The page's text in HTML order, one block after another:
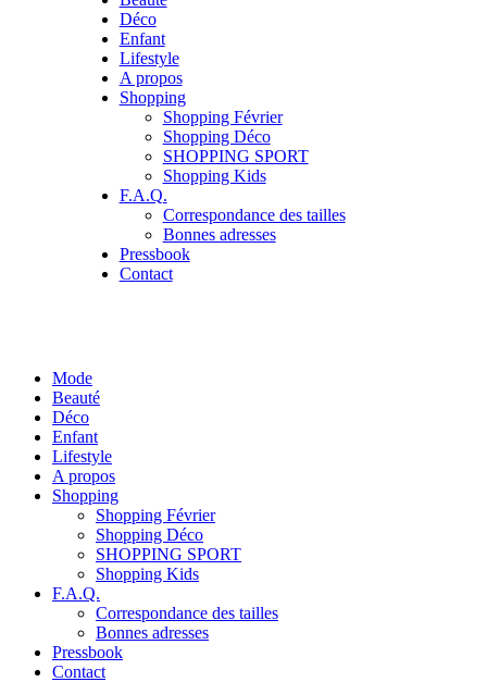
Déco
Enfant
Lifestyle
A propos
Shopping
Shopping Février
Shopping Déco
SHOPPING SPORT
Shopping Kids
F.A.Q.
Correspondance des tailles
Bonnes adresses
Pressbook
Contact
Mode
Beauté
Déco
Enfant
Lifestyle
A propos
Shopping
Shopping Février
Shopping Déco
SHOPPING SPORT
Shopping Kids
F.A.Q.
Correspondance des tailles
Bonnes adresses
Pressbook
Contact